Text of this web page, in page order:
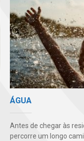
ÁGUA
Antes de chegar às
percorre um longo